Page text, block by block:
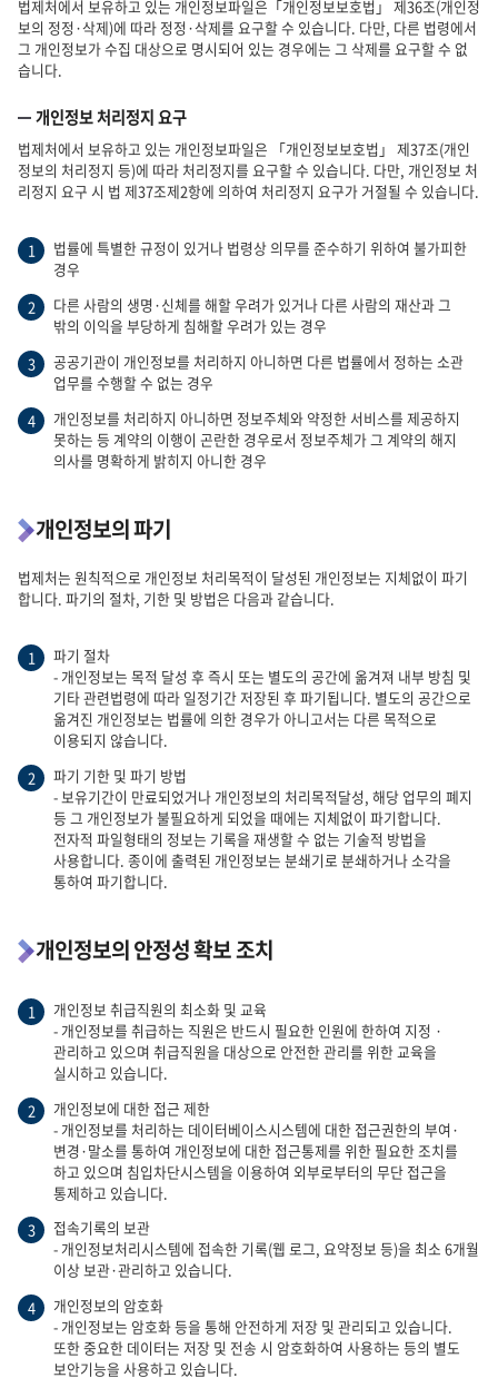
법제처에서 보유하고 있는 개인정보파일은「개인정보보호법」 제36조(개인정
보의 정정·삭제)에 따라 정정·삭제를 요구할 수 있습니다. 다만, 다른 법령에서
그 개인정보가 수집 대상으로 명시되어 있는 경우에는 그 삭제를 요구할 수 없
습니다.
개인정보 처리정지 요구
법제처에서 보유하고 있는 개인정보파일은 「개인정보보호법」 제37조(개인
정보의 처리정지 등)에 따라 처리정지를 요구할 수 있습니다. 다만, 개인정보 처
리정지 요구 시 법 제37조제2항에 의하여 처리정지 요구가 거절될 수 있습니다.
1
법률에 특별한 규정이 있거나 법령상 의무를 준수하기 위하여 불가피한
경우
2
다른 사람의 생명·신체를 해할 우려가 있거나 다른 사람의 재산과 그
밖의 이익을 부당하게 침해할 우려가 있는 경우
3
공공기관이 개인정보를 처리하지 아니하면 다른 법률에서 정하는 소관
업무를 수행할 수 없는 경우
4
개인정보를 처리하지 아니하면 정보주체와 약정한 서비스를 제공하지
못하는 등 계약의 이행이 곤란한 경우로서 정보주체가 그 계약의 해지
의사를 명확하게 밝히지 아니한 경우
개인정보의 파기
법제처는 원칙적으로 개인정보 처리목적이 달성된 개인정보는 지체없이 파기
합니다. 파기의 절차, 기한 및 방법은 다음과 같습니다.
1
파기 절차
- 개인정보는 목적 달성 후 즉시 또는 별도의 공간에 옮겨져 내부 방침 및
기타 관련법령에 따라 일정기간 저장된 후 파기됩니다. 별도의 공간으로
옮겨진 개인정보는 법률에 의한 경우가 아니고서는 다른 목적으로
이용되지 않습니다.
2
파기 기한 및 파기 방법
- 보유기간이 만료되었거나 개인정보의 처리목적달성, 해당 업무의 폐지
등 그 개인정보가 불필요하게 되었을 때에는 지체없이 파기합니다.
전자적 파일형태의 정보는 기록을 재생할 수 없는 기술적 방법을
사용합니다. 종이에 출력된 개인정보는 분쇄기로 분쇄하거나 소각을
통하여 파기합니다.
개인정보의 안정성 확보 조치
1
개인정보 취급직원의 최소화 및 교육
- 개인정보를 취급하는 직원은 반드시 필요한 인원에 한하여 지정 ·
관리하고 있으며 취급직원을 대상으로 안전한 관리를 위한 교육을
실시하고 있습니다.
2
개인정보에 대한 접근 제한
- 개인정보를 처리하는 데이터베이스시스템에 대한 접근권한의 부여·
변경·말소를 통하여 개인정보에 대한 접근통제를 위한 필요한 조치를
하고 있으며 침입차단시스템을 이용하여 외부로부터의 무단 접근을
통제하고 있습니다.
3
접속기록의 보관
- 개인정보처리시스템에 접속한 기록(웹 로그, 요약정보 등)을 최소 6개월
이상 보관·관리하고 있습니다.
4
개인정보의 암호화
- 개인정보는 암호화 등을 통해 안전하게 저장 및 관리되고 있습니다.
또한 중요한 데이터는 저장 및 전송 시 암호화하여 사용하는 등의 별도
보안기능을 사용하고 있습니다.